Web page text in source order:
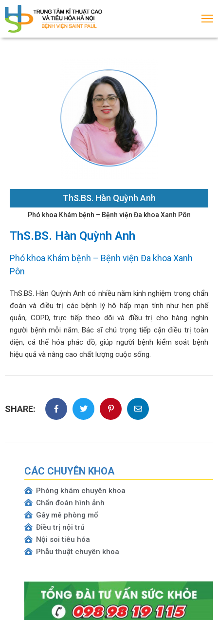
ThS.BS. Hàn Quỳnh Anh
Phó khoa Khám bệnh – Bệnh viện Đa khoa Xanh Pôn
ThS.BS. Hàn Quỳnh Anh
Phó khoa Khám bệnh – Bệnh viện Đa khoa Xanh
Pôn
ThS.BS. Hàn Quỳnh Anh có nhiều năm kinh nghiệm trong chẩn
đoán và điều trị các bệnh lý hô hấp mạn tính như hen phế
quản, COPD, trực tiếp theo dõi và điều trị cho hàng nghìn
người bệnh mỗi năm. Bác sĩ chú trọng tiếp cận điều trị toàn
diện, cá thể hóa phác đồ, giúp người bệnh kiểm soát bệnh
hiệu quả và nâng cao chất lượng cuộc sống.
SHARE:
CÁC CHUYÊN KHOA
Phòng khám chuyên khoa
Chẩn đoán hình ảnh
Gây mê phòng mổ
Điều trị nội trú
Nội soi tiêu hóa
Phẫu thuật chuyên khoa